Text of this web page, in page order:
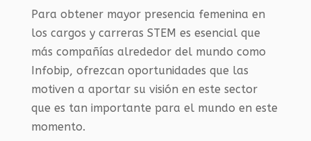
Para obtener mayor presencia femenina en
los cargos y carreras STEM es esencial que
más compañías alrededor del mundo como
Infobip, ofrezcan oportunidades que las
motiven a aportar su visión en este sector
que es tan importante para el mundo en este
momento.